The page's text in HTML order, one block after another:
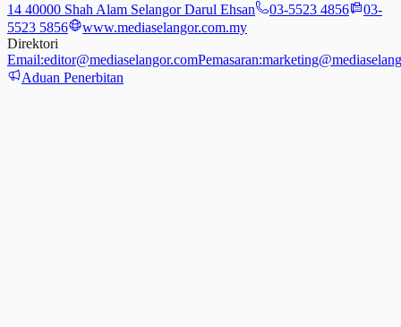
14 40000 Shah Alam Selangor Darul Ehsan
03-5523 4856
03-
5523 5856
www.mediaselangor.com.my
Direktori
Email:editor@mediaselangor.comPemasaran:
Aduan Penerbitan